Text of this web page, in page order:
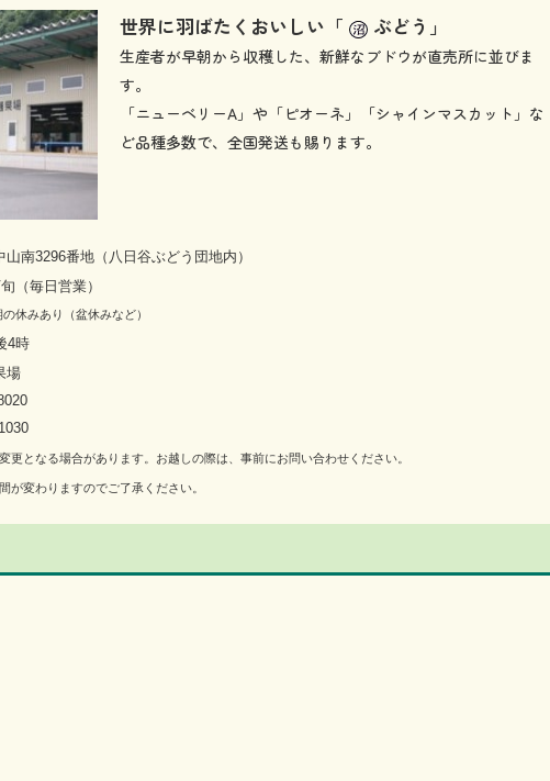
世界に羽ばたくおいしい「 ぶどう」
生産者が早朝から収穫した、新鮮なブドウが直売所に並びま
す。
「ニューベリーA」や「ピオーネ」「シャインマスカット」な
ど品種多数で、全国発送も賜ります。
南3296番地（八日谷ぶどう団地内）
（毎日営業）
休みあり（盆休みなど）
4時
場
更となる場合があります。お越しの際は、事前にお問い合わせください。
が変わりますのでご了承ください。